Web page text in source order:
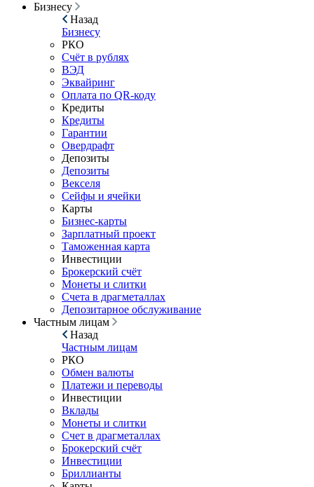
Бизнесу
Назад
Бизнесу
РКО
Счёт в рублях
ВЭД
Эквайринг
Оплата по QR-коду
Кредиты
Кредиты
Гарантии
Овердрафт
Депозиты
Депозиты
Векселя
Сейфы и ячейки
Карты
Бизнес-карты
Зарплатный проект
Таможенная карта
Инвестиции
Брокерский счёт
Монеты и слитки
Счета в драгметаллах
Депозитарное обслуживание
Частным лицам
Назад
Частным лицам
РКО
Обмен валюты
Платежи и переводы
Инвестиции
Вклады
Монеты и слитки
Счет в драгметаллах
Брокерский счёт
Инвестиции
Бриллианты